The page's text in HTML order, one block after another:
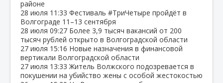
районе
28 июля 11:33 Фестиваль #ТриЧетыре пройдёт в
Волгограде 11–13 сентября
28 июля 09:27 Более 3,9 тысяч вакансий от 200
тысяч рублей открыто в Волгоградской области
27 июля 15:16 Новые назначения в финансовой
вертикали Волгоградской области
27 июля 13:33 Житель Волжского подозревается в
покушении на убийство жены с особой жестокостью